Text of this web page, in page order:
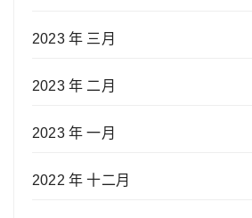
2023 年 三月
2023 年 二月
2023 年 一月
2022 年 十二月